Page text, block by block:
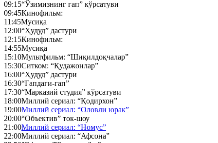
09:15“Ўзимизнинг гап” кўрсатуви
09:45Кинофильм:
11:45Мусиқа
12:00“Ҳудуд” дастури
12:15Кинофильм:
14:55Мусиқа
15:10Мультфильм: “Шиқилдоқчалар”
15:30Ситком: “Қудажонлар”
16:00“Ҳудуд” дастури
16:30“Гапдаги-гап”
17:30“Марказий студия” кўрсатуви
18:00Миллий сериал: “Қодирхон”
19:00Миллий сериал: “Оловли юрак”
20:00“Объектив” ток-шоу
21:00Миллий сериал: “Номус”
22:00Миллий сериал: “Афсона”